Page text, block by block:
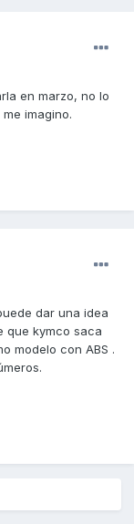
en marzo, no lo
imagino.
dar una idea
que kymco saca
modelo con ABS .